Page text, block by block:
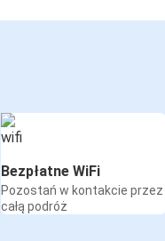
Bezpłatne WiFi
Pozostań w kontakcie przez
całą podróż